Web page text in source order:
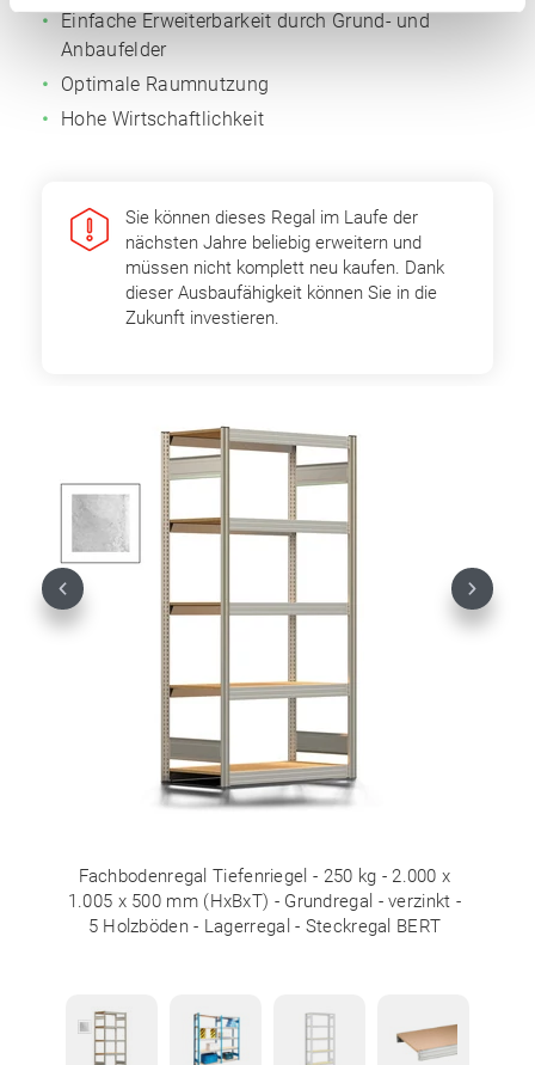
Einfache Erweiterbarkeit durch Grund- und
Anbaufelder
Optimale Raumnutzung
Hohe Wirtschaftlichkeit
Sie können dieses Regal im Laufe der
nächsten Jahre beliebig erweitern und
müssen nicht komplett neu kaufen. Dank
dieser Ausbaufähigkeit können Sie in die
Zukunft investieren.
Fachbodenregal Tiefenriegel - 250 kg - 2.000 x
1.005 x 500 mm (HxBxT) - Grundregal - verzinkt -
5 Holzböden - Lagerregal - Steckregal BERT
Previous Next